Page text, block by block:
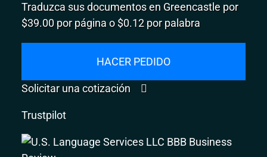
Traduzca sus documentos en Greencastle por
$39.00 por página o $0.12 por palabra
HACER PEDIDO
Solicitar una cotización
Trustpilot